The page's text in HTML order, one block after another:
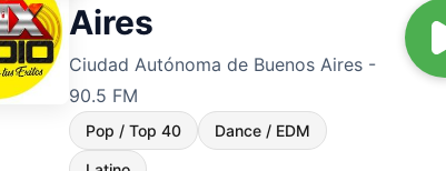
Aires
Ciudad Autónoma de Buenos Aires -
90.5 FM
Pop / Top 40 Dance / EDM